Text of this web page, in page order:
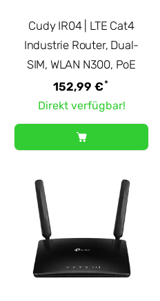
Cudy IR04 | LTE Cat4
Industrie Router, Dual-
SIM, WLAN N300, PoE
152,99 €*
Direkt verfügbar!